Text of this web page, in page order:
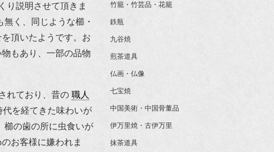
り説明させて頂きま
く、同じような櫛・
頂いたようです。お
もあり、一部の品物
れており、昔の 職人
を経てきた味わいが
櫛の歯の所に虫食いが
お客様に嫌われま
竹籠・竹芸品・花籠
鉄瓶
九谷焼
煎茶道具
仏画・仏像
七宝焼
中国美術・中国骨董品
伊万里焼・古伊万里
抹茶道具